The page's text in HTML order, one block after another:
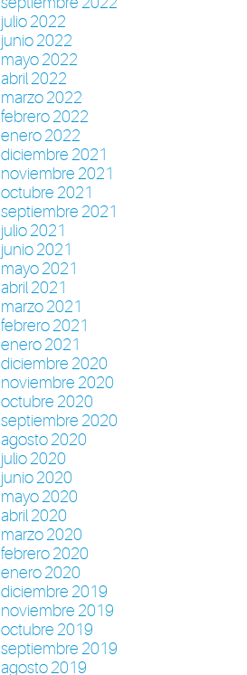
julio 2022
junio 2022
mayo 2022
abril 2022
marzo 2022
febrero 2022
enero 2022
diciembre 2021
noviembre 2021
octubre 2021
septiembre 2021
julio 2021
junio 2021
mayo 2021
abril 2021
marzo 2021
febrero 2021
enero 2021
diciembre 2020
noviembre 2020
octubre 2020
septiembre 2020
agosto 2020
julio 2020
junio 2020
mayo 2020
abril 2020
marzo 2020
febrero 2020
enero 2020
diciembre 2019
noviembre 2019
octubre 2019
septiembre 2019
agosto 2019